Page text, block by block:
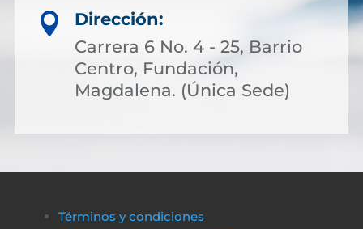

Dirección:
Carrera 6 No. 4 - 25, Barrio
Centro, Fundación,
Magdalena. (Única Sede)
Términos y condiciones